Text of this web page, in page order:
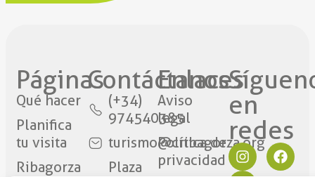
Páginas
Qué hacer
Planifica
tu visita
Ribagorza
Contáctanos​
(+34)
974540385
turismo@cribagorza.org
Plaza
Enlaces
Aviso
legal
Política de
privacidad
en
redes​